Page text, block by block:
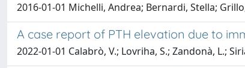
2016-01-01 Michelli, Andrea; Bernardi, Stella;
A case report of PTH elevation due to
2022-01-01 Calabrò, V.; Lovriha, S.; Zandonà, L.;